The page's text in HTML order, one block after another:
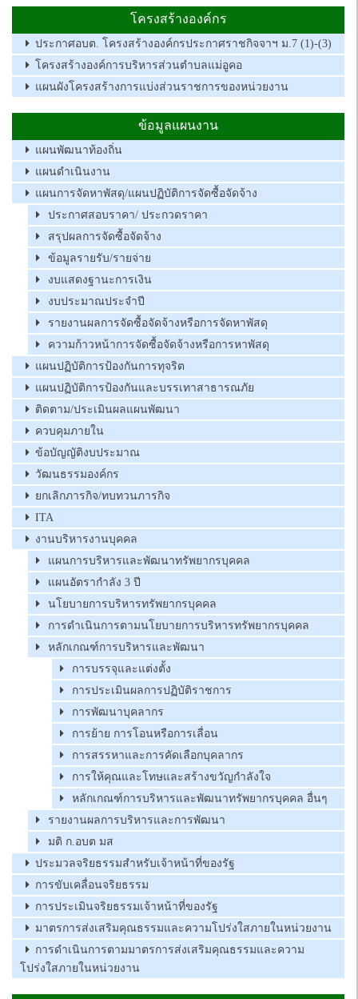
โครงสร้างองค์กร
ประกาศอบต. โครงสร้างองค์กรประกาศราชกิจจาฯ ม.7 (1)-(3)
โครงสร้างองค์การบริหารส่วนตำบลแม่อูคอ
แผนผังโครงสร้างการแบ่งส่วนราชการของหน่วยงาน
ข้อมูลแผนงาน
แผนพัฒนาท้องถิ่น
แผนดำเนินงาน
แผนการจัดหาพัสดุ/แผนปฏิบัติการจัดซื้อจัดจ้าง
ประกาศสอบราคา/ ประกวดราคา
สรุปผลการจัดซื้อจัดจ้าง
ข้อมูลรายรับ/รายจ่าย
งบแสดงฐานะการเงิน
งบประมาณประจำปี
รายงานผลการจัดซื้อจัดจ้างหรือการจัดหาพัสดุ
ความก้าวหน้าการจัดซื้อจัดจ้างหรือการหาพัสดุ
แผนปฏิบัติการป้องกันการทุจริต
แผนปฏิบัติการป้องกันและบรรเทาสาธารณภัย
ติดตาม/ประเมินผลแผนพัฒนา
ควบคุมภายใน
ข้อบัญญัติงบประมาณ
วัฒนธรรมองค์กร
ยกเลิกภารกิจ/ทบทวนภารกิจ
ITA
งานบริหารงานบุคคล
แผนการบริหารและพัฒนาทรัพยากรบุคคล
แผนอัตรากำลัง 3 ปี
นโยบายการบริหารทรัพยากรบุคคล
การดำเนินการตามนโยบายการบริหารทรัพยากรบุคคล
หลักเกณฑ์การบริหารและพัฒนา
การบรรจุและแต่งตั้ง
การประเมินผลการปฏิบัติราชการ
การพัฒนาบุคลากร
การย้าย การโอนหรือการเลื่อน
การสรรหาและการคัดเลือกบุคลากร
การให้คุณและโทษและสร้างขวัญกำลังใจ
หลักเกณฑ์การบริหารและพัฒนาทรัพยากรบุคคล อื่นๆ
รายงานผลการบริหารและการพัฒนา
มติ ก.อบต มส
ประมวลจริยธรรมสำหรับเจ้าหน้าที่ของรัฐ
การขับเคลื่อนจริยธรรม
การประเมินจริยธรรมเจ้าหน้าที่ของรัฐ
มาตรการส่งเสริมคุณธรรมและความโปร่งใสภายในหน่วยงาน
การดำเนินการตามมาตรการส่งเสริมคุณธรรมและความ
โปร่งใสภายในหน่วยงาน